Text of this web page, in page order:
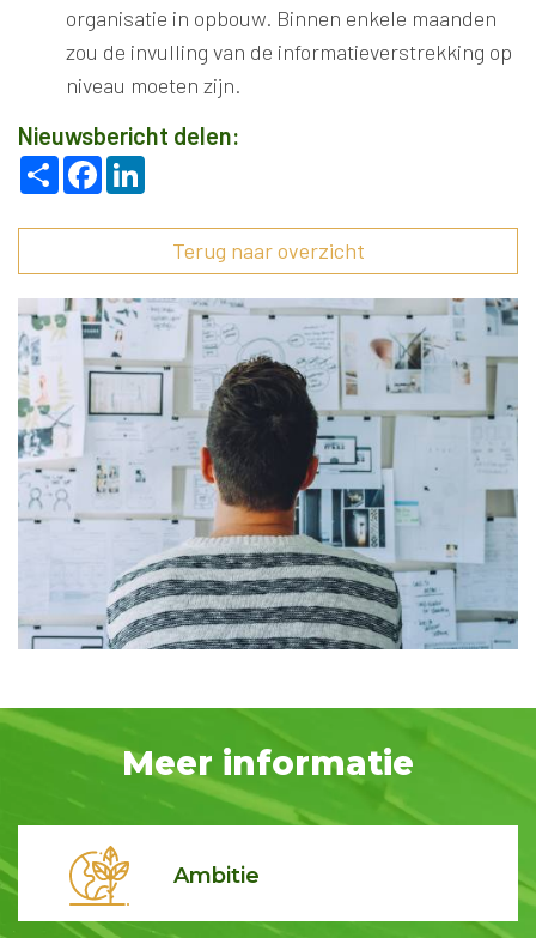
organisatie in opbouw. Binnen enkele maanden
zou de invulling van de informatieverstrekking op
niveau moeten zijn.
Nieuwsbericht delen:
Deel Facebook
Terug naar overzicht
Meer informatie
Ambitie